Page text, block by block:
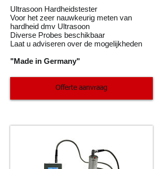
Ultrasoon Hardheidstester
Voor het zeer nauwkeurig meten van
hardheid dmv Ultrasoon
Diverse Probes beschikbaar
Laat u adviseren over de mogelijkheden
"Made in Germany"
Offerte aanvraag